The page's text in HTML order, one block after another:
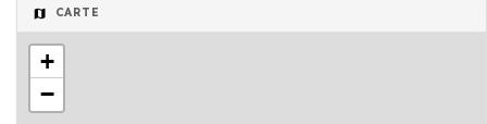
CARTE
+
−